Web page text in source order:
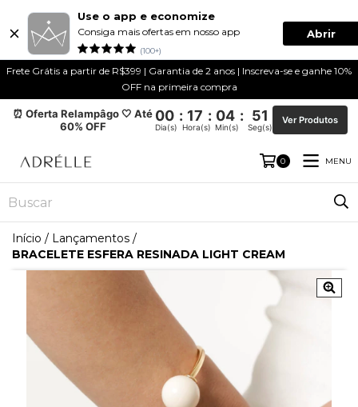
Use o app e economize
Consiga mais ofertas em nosso app
(100+)
Abrir
Frete Grátis a partir de R$399 | Garantia de 2 anos | Inscreva-se e ganhe 10%
OFF na primeira compra
⏰ Oferta Relampâgo 🤍 Até
60% OFF
00 : 17 : 04 : 51
Dia(s) Hora(s) Min(s) Seg(s)
Ver Produtos
0 MENU
Início / Lançamentos /
BRACELETE ESFERA RESINADA LIGHT CREAM